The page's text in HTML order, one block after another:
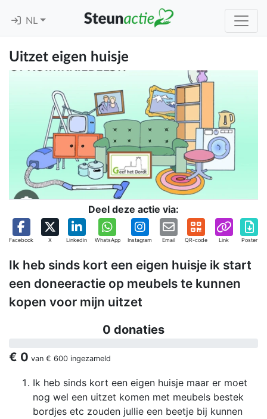
NL
Uitzet eigen huisje
Deel deze actie via:
Facebook X Linkedin WhatsApp Instagram Email QR-code Link Poster
Ik heb sinds kort een eigen huisje ik start
een doneeractie op meubels te kunnen
kopen voor mijn uitzet
0 donaties
€ 0 van € 600 ingezameld
Ik heb sinds kort een eigen huisje maar er moet
nog wel een uitzet komen met meubels bestek
bordjes etc zouden jullie een beetje bij kunnen